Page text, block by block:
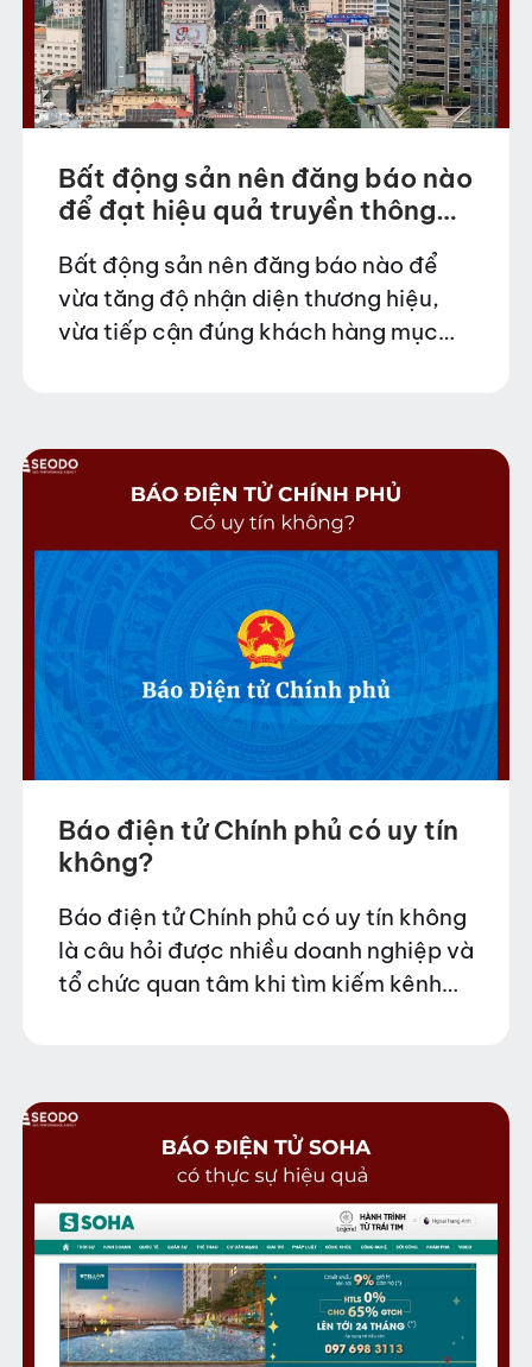
Bất động sản nên đăng báo nào
để đạt hiệu quả truyền thông
Bất động sản nên đăng báo nào để
vừa tăng độ nhận diện thương hiệu,
vừa tiếp cận đúng khách hàng mục
Báo điện tử Chính phủ có uy tín
không?
Báo điện tử Chính phủ có uy tín không
là câu hỏi được nhiều doanh nghiệp và
tổ chức quan tâm khi tìm kiếm kênh